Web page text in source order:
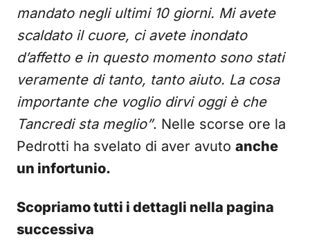
mandato negli ultimi 10 giorni. Mi avete
scaldato il cuore, ci avete inondato
d’affetto e in questo momento sono stati
veramente di tanto, tanto aiuto. La cosa
importante che voglio dirvi oggi è che
Tancredi sta meglio”. Nelle scorse ore la
Pedrotti ha svelato di aver avuto anche
un infortunio.
Scopriamo tutti i dettagli nella pagina
successiva